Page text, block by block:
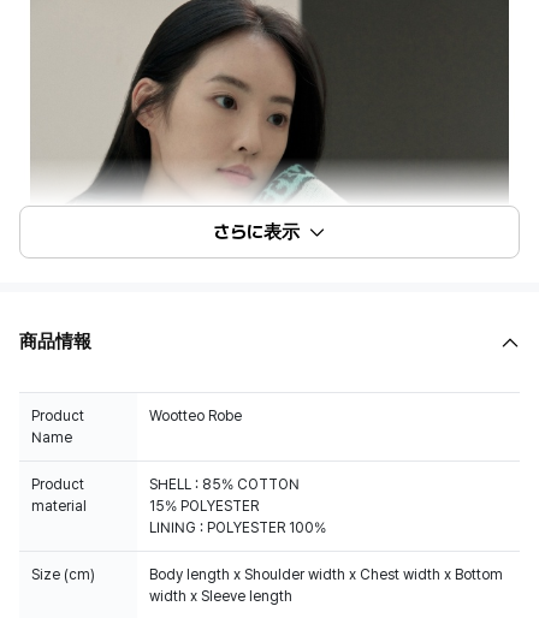
さらに表示
商品情報
Product
Name
Wootteo Robe
Product
material
SHELL : 85% COTTON
15% POLYESTER
LINING : POLYESTER 100%
Size (cm)
Body length x Shoulder width x Chest width x Bottom
width x Sleeve length